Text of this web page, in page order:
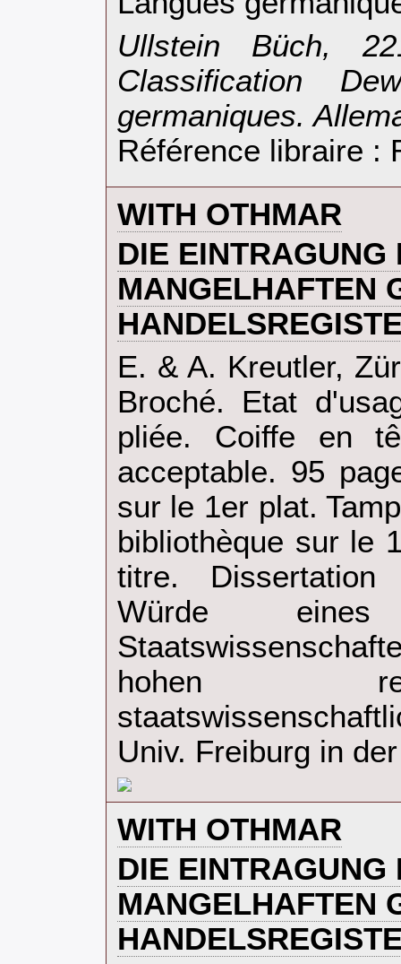
‎Ullstein Büch,
Classification
germaniques.
Référence libraire :
‎WITH OTHMAR‎
‎DIE EINTRAGUNG
MANGELHAFTEN
‎E. & A. Kreutler,
Broché. Etat
pliée. Coiffe en
acceptable. 95
sur le 1er plat.
bibliothèque sur le
titre.
Würde
hohen
Univ. Freiburg in
‎WITH OTHMAR‎
‎DIE EINTRAGUNG
MANGELHAFTEN